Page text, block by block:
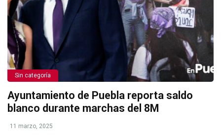
Sin categoría
Ayuntamiento de Puebla reporta saldo
blanco durante marchas del 8M
11 marzo, 2025